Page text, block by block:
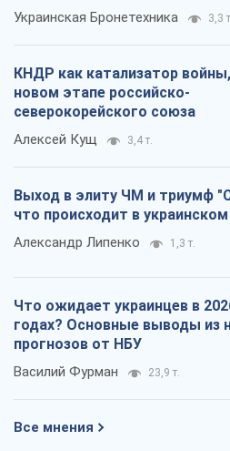
Украинская Бронетехника 3,3
КНДР как катализатор
новом этапе российско-
северокорейского союза
Алексей Кущ 3,4 т.
Выход в элиту ЧМ и триумф
что происходит в
Александр Липенко 1,3 т.
Что ожидает украинцев в
годах? Основные выводы из
прогнозов от НБУ
Василий Фурман 23,9 т.
Все мнения